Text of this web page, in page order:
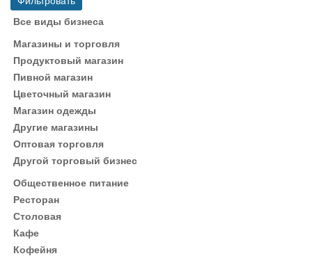
Все виды бизнеса
Магазины и торговля
Продуктовый магазин
Пивной магазин
Цветочный магазин
Магазин одежды
Другие магазины
Оптовая торговля
Другой торговый бизнес
Общественное питание
Ресторан
Столовая
Кафе
Кофейня